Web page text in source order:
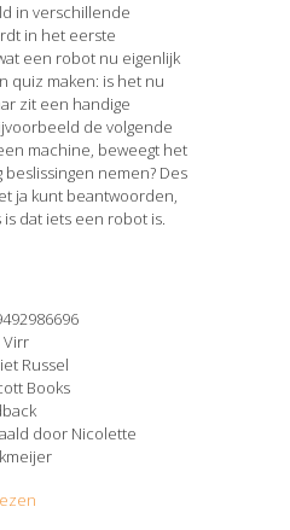
in verschillende
in het eerste
een robot nu eigenlijk
quiz maken: is het nu
zit een handige
de volgende
machine, beweegt het
nemen? Des
ja kunt beantwoorden,
dat iets een robot is.
Virr
Russel
Books
door Nicolette